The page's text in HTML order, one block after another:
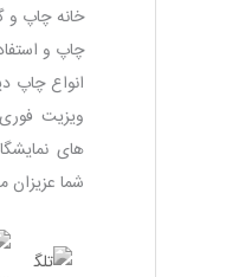
خانه چاپ و
چاپ و
انواع چاپ
ویزیت
های
شما عزیزان